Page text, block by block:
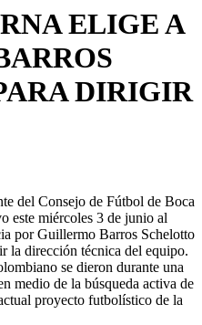
ELIGE A
DIRIGIR
del Consejo de Fútbol de Boca
este miércoles 3 de junio al
por Guillermo Barros Schelotto
la dirección técnica del equipo.
se dieron durante una
medio de la búsqueda activa de
proyecto futbolístico de la